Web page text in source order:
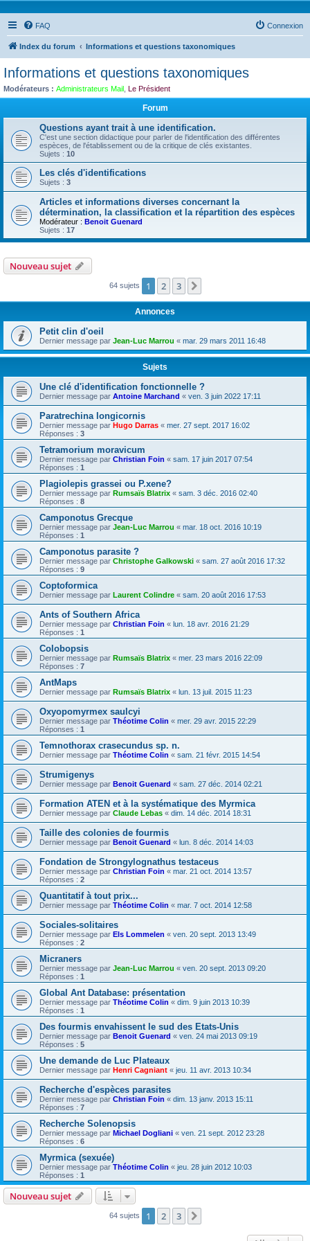
FAQ Connexion
Index du forum Informations et questions taxonomiques
Informations et questions taxonomiques
Modérateurs : Administrateurs Mail Le Président
Forum
Questions ayant trait à une identification.
C'est une section didactique pour parler de l'identification des différentes
espèces, de l'établissement ou de la critique de clés existantes.
Sujets : 10
Les clés d'identifications
Sujets : 3
Articles et informations diverses concernant la
détermination, la classification et la répartition des espèces
Modérateur : Benoit Guenard
Sujets : 17
Nouveau sujet
64 sujets 1 2 3
Annonces
Petit clin d'oeil
Dernier message par Jean-Luc Marrou « mar. 29 mars 2011 16:48
Sujets
Une clé d'identification fonctionnelle ?
Dernier message par Antoine Marchand « ven. 3 juin 2022 17:11
Paratrechina longicornis
Dernier message par Hugo Darras « mer. 27 sept. 2017 16:02
Réponses : 3
Tetramorium moravicum
Dernier message par Christian Foin « sam. 17 juin 2017 07:54
Réponses : 1
Plagiolepis grassei ou P.xene?
Dernier message par Rumsaïs Blatrix « sam. 3 déc. 2016 02:40
Réponses : 8
Camponotus Grecque
Dernier message par Jean-Luc Marrou « mar. 18 oct. 2016 10:19
Réponses : 1
Camponotus parasite ?
Dernier message par Christophe Galkowski « sam. 27 août 2016 17:32
Réponses : 9
Coptoformica
Dernier message par Laurent Colindre « sam. 20 août 2016 17:53
Ants of Southern Africa
Dernier message par Christian Foin « lun. 18 avr. 2016 21:29
Réponses : 1
Colobopsis
Dernier message par Rumsaïs Blatrix « mer. 23 mars 2016 22:09
Réponses : 7
AntMaps
Dernier message par Rumsaïs Blatrix « lun. 13 juil. 2015 11:23
Oxyopomyrmex saulcyi
Dernier message par Théotime Colin « mer. 29 avr. 2015 22:29
Réponses : 1
Temnothorax crasecundus sp. n.
Dernier message par Théotime Colin « sam. 21 févr. 2015 14:54
Strumigenys
Dernier message par Benoit Guenard « sam. 27 déc. 2014 02:21
Formation ATEN et à la systématique des Myrmica
Dernier message par Claude Lebas « dim. 14 déc. 2014 18:31
Taille des colonies de fourmis
Dernier message par Benoit Guenard « lun. 8 déc. 2014 14:03
Fondation de Strongylognathus testaceus
Dernier message par Christian Foin « mar. 21 oct. 2014 13:57
Réponses : 2
Quantitatif à tout prix...
Dernier message par Théotime Colin « mar. 7 oct. 2014 12:58
Sociales-solitaires
Dernier message par Els Lommelen « ven. 20 sept. 2013 13:49
Réponses : 2
Micraners
Dernier message par Jean-Luc Marrou « ven. 20 sept. 2013 09:20
Réponses : 1
Global Ant Database: présentation
Dernier message par Théotime Colin « dim. 9 juin 2013 10:39
Réponses : 1
Des fourmis envahissent le sud des Etats-Unis
Dernier message par Benoit Guenard « ven. 24 mai 2013 09:19
Réponses : 5
Une demande de Luc Plateaux
Dernier message par Henri Cagniant « jeu. 11 avr. 2013 10:34
Recherche d'espèces parasites
Dernier message par Christian Foin « dim. 13 janv. 2013 15:11
Réponses : 7
Recherche Solenopsis
Dernier message par Michael Dogliani « ven. 21 sept. 2012 23:28
Réponses : 6
Myrmica (sexuée)
Dernier message par Théotime Colin « jeu. 28 juin 2012 10:03
Réponses : 1
Nouveau sujet
64 sujets 1 2 3